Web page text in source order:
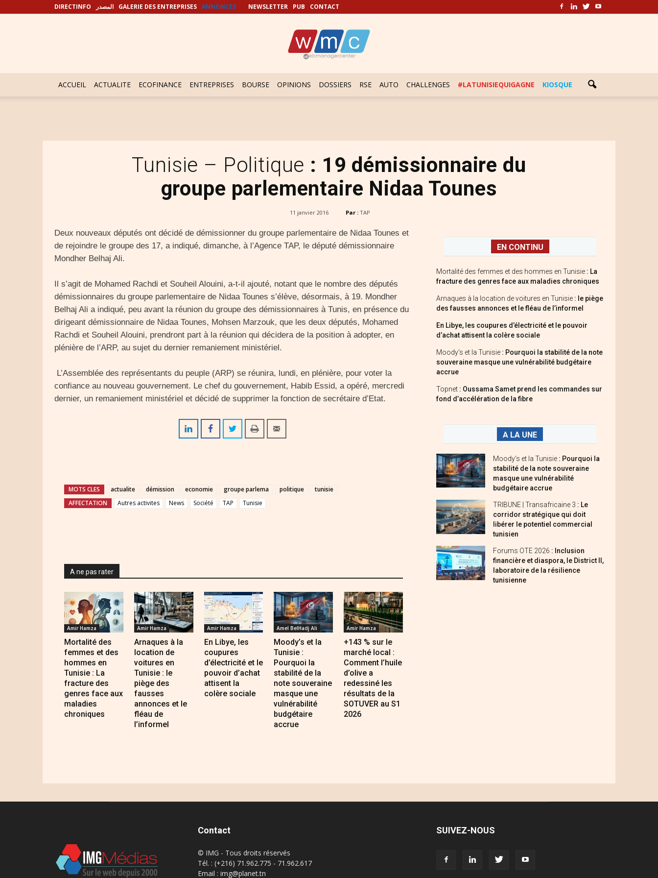
DIRECTINFO المصدر GALERIE DES ENTREPRISES ANNONCES NEWSLETTER PUB CONTACT
ACCUEIL ACTUALITE ECOFINANCE ENTREPRISES BOURSE OPINIONS DOSSIERS RSE AUTO CHALLENGES #LATUNISIEQUIGAGNE KIOSQUE
Tunisie – Politique : 19 démissionnaire du
groupe parlementaire Nidaa Tounes
11 janvier 2016 Par : TAP
Deux nouveaux députés ont décidé de démissionner du groupe parlementaire de Nidaa Tounes et
de rejoindre le groupe des 17, a indiqué, dimanche, à l’Agence TAP, le député démissionnaire
Mondher Belhaj Ali.
Il s’agit de Mohamed Rachdi et Souheil Alouini, a-t-il ajouté, notant que le nombre des députés
démissionnaires du groupe parlementaire de Nidaa Tounes s’élève, désormais, à 19. Mondher
Belhaj Ali a indiqué, peu avant la réunion du groupe des démissionnaires à Tunis, en présence du
dirigeant démissionnaire de Nidaa Tounes, Mohsen Marzouk, que les deux députés, Mohamed
Rachdi et Souheil Alouini, prendront part à la réunion qui décidera de la position à adopter, en
plénière de l’ARP, au sujet du dernier remaniement ministériel.
L’Assemblée des représentants du peuple (ARP) se réunira, lundi, en plénière, pour voter la
confiance au nouveau gouvernement. Le chef du gouvernement, Habib Essid, a opéré, mercredi
dernier, un remaniement ministériel et décidé de supprimer la fonction de secrétaire d’Etat.
MOTS CLES actualite démission economie groupe parlema politique
tunisie
AFFECTATION
Autres activites News Société TAP Tunisie
A ne pas rater
Amir Hamza
Mortalité des
femmes et des
hommes en
Tunisie : La
fracture des
genres face aux
maladies
chroniques
Amir Hamza
Arnaques à la
location de
voitures en
Tunisie : le
piège des
fausses
annonces et le
fléau de
l’informel
Amir Hamza
En Libye, les
coupures
d’électricité et le
pouvoir d’achat
attisent la
colère sociale
Amel BelHadj Ali
Moody’s et la
Tunisie :
Pourquoi la
stabilité de la
note souveraine
masque une
vulnérabilité
budgétaire
accrue
Amir Hamza
+143 % sur le
marché local :
Comment l’huile
d’olive a
redessiné les
résultats de la
SOTUVER au S1
2026
EN CONTINU
Mortalité des femmes et des hommes en Tunisie : La
fracture des genres face aux maladies chroniques
Arnaques à la location de voitures en Tunisie : le piège
des fausses annonces et le fléau de l’informel
En Libye, les coupures d’électricité et le pouvoir
d’achat attisent la colère sociale
Moody’s et la Tunisie : Pourquoi la stabilité de la note
souveraine masque une vulnérabilité budgétaire
accrue
Topnet : Oussama Samet prend les commandes sur
fond d’accélération de la fibre
A LA UNE
Moody’s et la Tunisie : Pourquoi la
stabilité de la note souveraine
masque une vulnérabilité
budgétaire accrue
TRIBUNE | Transafricaine 3 : Le
corridor stratégique qui doit
libérer le potentiel commercial
tunisien
Forums OTE 2026 : Inclusion
financière et diaspora, le District II,
laboratoire de la résilience
tunisienne
Contact
© IMG - Tous droits réservés
Tél. : (+216) 71.962.775 - 71.962.617
Email : img@planet.tn
SUIVEZ-NOUS